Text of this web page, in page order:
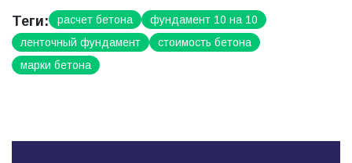
Теги: расчет бетона
фундамент 10 на 10
ленточный фундамент
стоимость бетона
марки бетона